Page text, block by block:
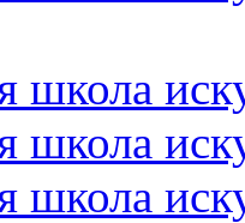
школа
школа
школа